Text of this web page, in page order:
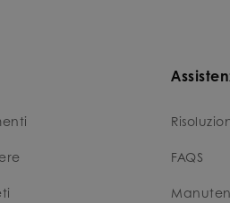
FAQS